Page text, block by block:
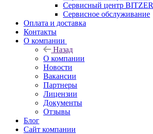
Сервисный центр BITZER
Сервисное обслуживание
Оплата и доставка
Контакты
О компании
Назад
О компании
Новости
Вакансии
Партнеры
Лицензии
Документы
Отзывы
Блог
Сайт компании